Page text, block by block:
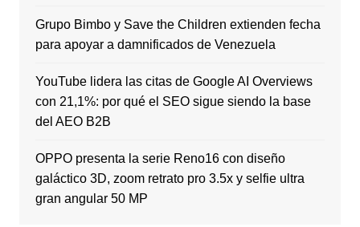
Grupo Bimbo y Save the Children extienden fecha
para apoyar a damnificados de Venezuela
YouTube lidera las citas de Google AI Overviews
con 21,1%: por qué el SEO sigue siendo la base
del AEO B2B
OPPO presenta la serie Reno16 con diseño
galáctico 3D, zoom retrato pro 3.5x y selfie ultra
gran angular 50 MP